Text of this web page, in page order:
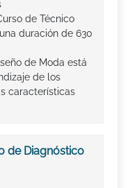
de Técnico
duración de 630
de Moda está
de los
características
de Diagnóstico